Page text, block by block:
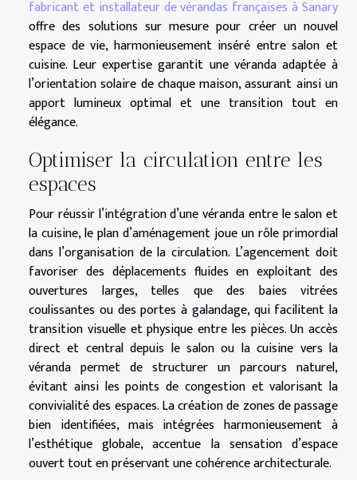
fabricant et installateur de vérandas françaises à Sanary
offre des solutions sur mesure pour créer un nouvel
espace de vie, harmonieusement inséré entre salon et
cuisine. Leur expertise garantit une véranda adaptée à
l’orientation solaire de chaque maison, assurant ainsi un
apport lumineux optimal et une transition tout en
élégance.
Optimiser la circulation entre les
espaces
Pour réussir l’intégration d’une véranda entre le salon et
la cuisine, le plan d’aménagement joue un rôle primordial
dans l’organisation de la circulation. L’agencement doit
favoriser des déplacements fluides en exploitant des
ouvertures larges, telles que des baies vitrées
coulissantes ou des portes à galandage, qui facilitent la
transition visuelle et physique entre les pièces. Un accès
direct et central depuis le salon ou la cuisine vers la
véranda permet de structurer un parcours naturel,
évitant ainsi les points de congestion et valorisant la
convivialité des espaces. La création de zones de passage
bien identifiées, mais intégrées harmonieusement à
l’esthétique globale, accentue la sensation d’espace
ouvert tout en préservant une cohérence architecturale.